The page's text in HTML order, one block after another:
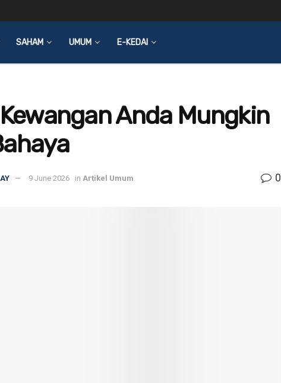
SAHAM UMUM E-KEDAI
Anda Mungkin
9 June 2026 in Artikel Umum 0